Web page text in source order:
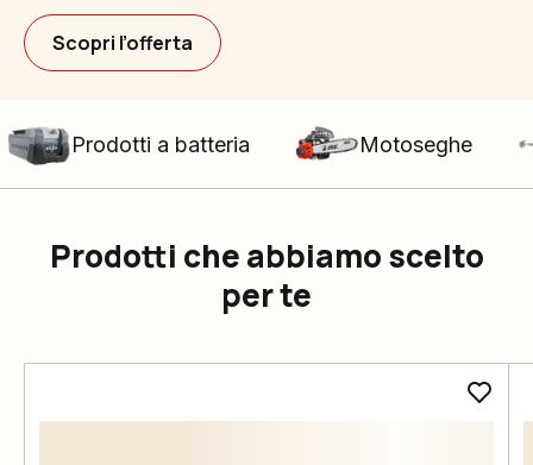
Scopri l’offerta
Prodotti a batteria Motoseghe
Prodotti che abbiamo scelto
per te